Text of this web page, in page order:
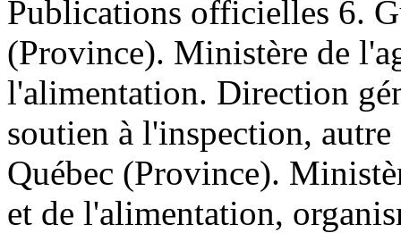
Publications officielles 6.
(Province). Ministère de
l'alimentation. Direction
soutien à l'inspection,
Québec (Province).
et de l'alimentation,